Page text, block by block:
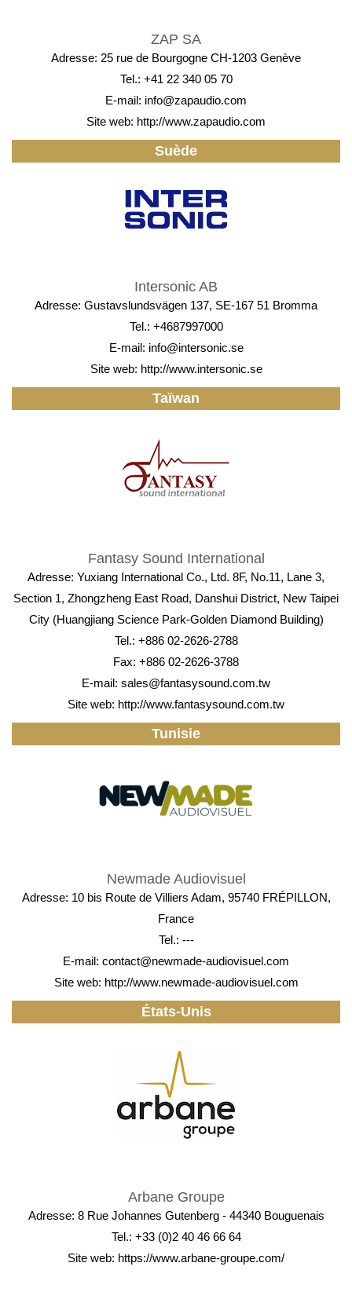
ZAP SA
Adresse: 25 rue de Bourgogne CH-1203 Genève
Tel.: +41 22 340 05 70
E-mail: info@zapaudio.com
Site web: http://www.zapaudio.com
Suède
Intersonic AB
Adresse: Gustavslundsvägen 137, SE-167 51 Bromma
Tel.: +4687997000
E-mail: info@intersonic.se
Site web: http://www.intersonic.se
Taïwan
Fantasy Sound International
Adresse: Yuxiang International Co., Ltd. 8F, No.11, Lane 3,
Section 1, Zhongzheng East Road, Danshui District, New Taipei
City (Huangjiang Science Park-Golden Diamond Building)
Tel.: +886 02-2626-2788
Fax: +886 02-2626-3788
E-mail: sales@fantasysound.com.tw
Site web: http://www.fantasysound.com.tw
Tunisie
Newmade Audiovisuel
Adresse: 10 bis Route de Villiers Adam, 95740 FRÉPILLON,
France
Tel.: ---
E-mail: contact@newmade-audiovisuel.com
Site web: http://www.newmade-audiovisuel.com
États-Unis
Arbane Groupe
Adresse: 8 Rue Johannes Gutenberg - 44340 Bouguenais
Tel.: +33 (0)2 40 46 66 64
Site web: https://www.arbane-groupe.com/